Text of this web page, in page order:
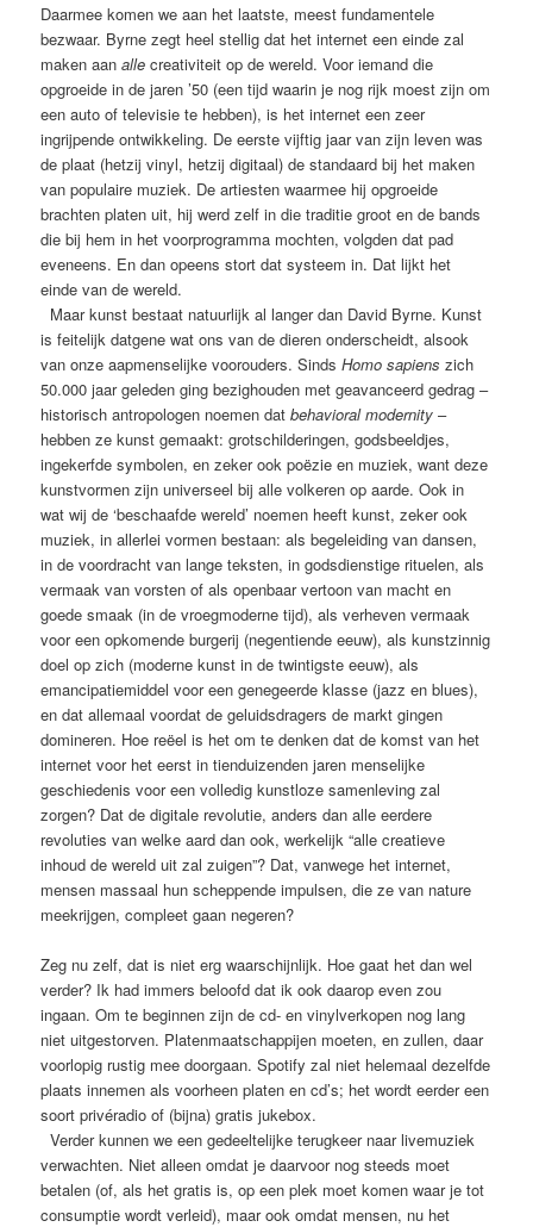
Daarmee komen we aan het laatste, meest fundamentele
bezwaar. Byrne zegt heel stellig dat het internet een einde zal
maken aanalle creativiteit op de wereld. Voor iemand die
opgroeide in de jaren ’50 (een tijd waarin je nog rijk moest zijn om
een auto of televisie te hebben), is het internet een zeer
ingrijpende ontwikkeling. De eerste vijftig jaar van zijn leven was
de plaat (hetzij vinyl, hetzij digitaal) de standaard bij het maken
van populaire muziek. De artiesten waarmee hij opgroeide
brachten platen uit, hij werd zelf in die traditie groot en de bands
die bij hem in het voorprogramma mochten, volgden dat pad
eveneens. En dan opeens stort dat systeem in. Dat lijkt het
einde van de wereld.
Maar kunst bestaat natuurlijk al langer dan David Byrne. Kunst
is feitelijk datgene wat ons van de dieren onderscheidt, alsook
van onze aapmenselijke voorouders. SindsHomo sapiens zich
50.000 jaar geleden ging bezighouden met geavanceerd gedrag –
historisch antropologen noemen datbehavioral modernity –
hebben ze kunst gemaakt: grotschilderingen, godsbeeldjes,
ingekerfde symbolen, en zeker ook poëzie en muziek, want deze
kunstvormen zijn universeel bij alle volkeren op aarde. Ook in
wat wij de ‘beschaafde wereld’ noemen heeft kunst, zeker ook
muziek, in allerlei vormen bestaan: als begeleiding van dansen,
in de voordracht van lange teksten, in godsdienstige rituelen, als
vermaak van vorsten of als openbaar vertoon van macht en
goede smaak (in de vroegmoderne tijd), als verheven vermaak
voor een opkomende burgerij (negentiende eeuw), als kunstzinnig
doel op zich (moderne kunst in de twintigste eeuw), als
emancipatiemiddel voor een genegeerde klasse (jazz en blues),
en dat allemaal voordat de geluidsdragers de markt gingen
domineren. Hoe reëel is het om te denken dat de komst van het
internet voor het eerst in tienduizenden jaren menselijke
geschiedenis voor een volledig kunstloze samenleving zal
zorgen? Dat de digitale revolutie, anders dan alle eerdere
revoluties van welke aard dan ook, werkelijk “alle creatieve
inhoud de wereld uit zal zuigen”? Dat, vanwege het internet,
mensen massaal hun scheppende impulsen, die ze van nature
meekrijgen, compleet gaan negeren?
Zeg nu zelf, dat is niet erg waarschijnlijk. Hoe gaat het dan wel
verder? Ik had immers beloofd dat ik ook daarop even zou
ingaan. Om te beginnen zijn de cd- en vinylverkopen nog lang
niet uitgestorven. Platenmaatschappijen moeten, en zullen, daar
voorlopig rustig mee doorgaan. Spotify zal niet helemaal dezelfde
plaats innemen als voorheen platen en cd’s; het wordt eerder een
soort privéradio of (bijna) gratis jukebox.
Verder kunnen we een gedeeltelijke terugkeer naar livemuziek
verwachten. Niet alleen omdat je daarvoor nog steeds moet
betalen (of, als het gratis is, op een plek moet komen waar je tot
consumptie wordt verleid), maar ook omdat mensen, nu het